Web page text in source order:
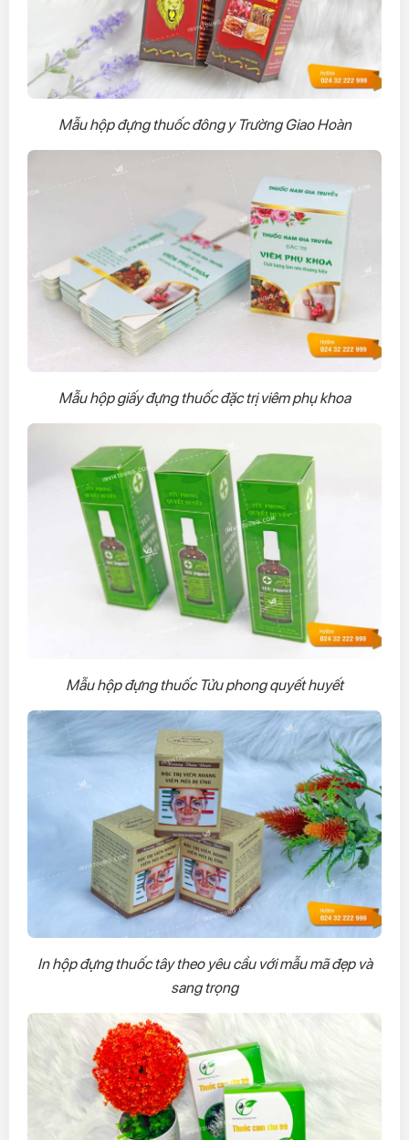
Mẫu hộp đựng thuốc đông y Trường Giao Hoàn
Mẫu hộp giấy đựng thuốc đặc trị viêm phụ khoa
Mẫu hộp đựng thuốc Tửu phong quyết huyết
In hộp đựng thuốc tây theo yêu cầu với mẫu mã đẹp và
sang trọng